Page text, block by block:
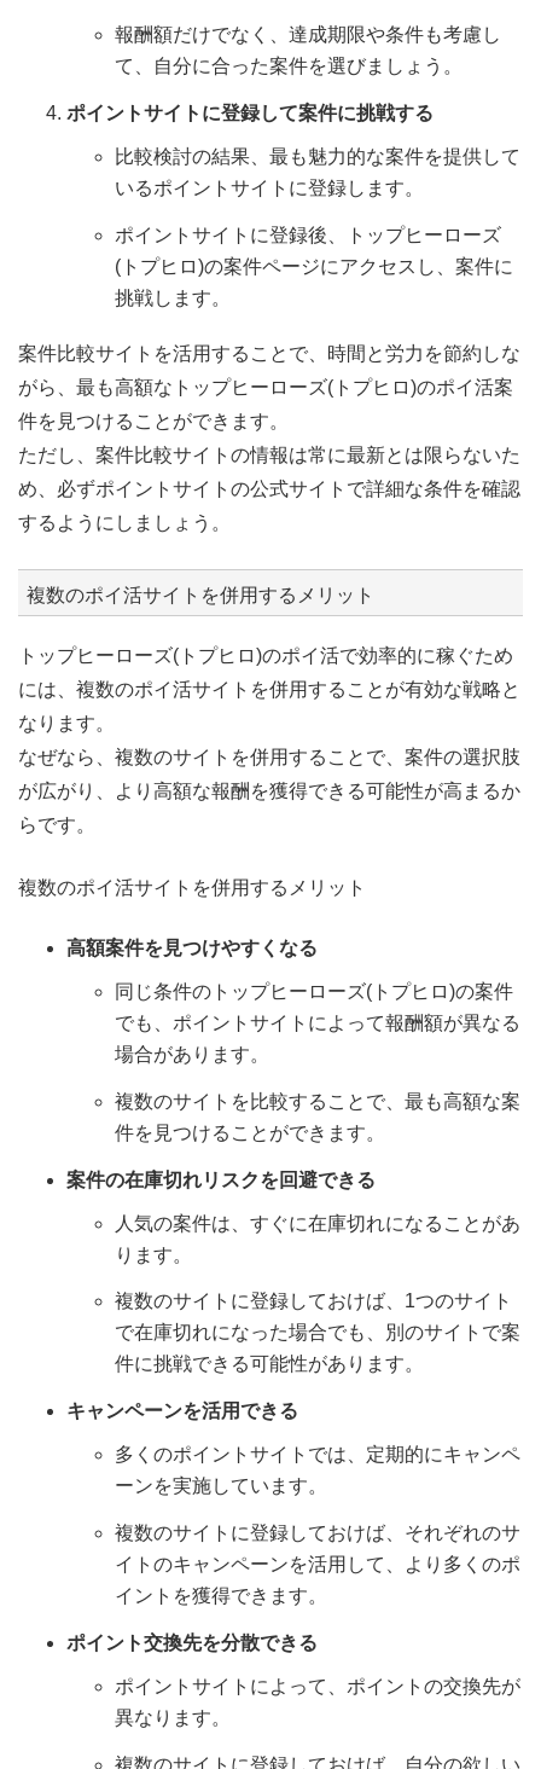
報酬額だけでなく、達成期限や条件も考慮し
て、自分に合った案件を選びましょう。
ポイントサイトに登録して案件に挑戦する
比較検討の結果、最も魅力的な案件を提供して
いるポイントサイトに登録します。
ポイントサイトに登録後、トップヒーローズ
(トプヒロ)の案件ページにアクセスし、案件に
挑戦します。
案件比較サイトを活用することで、時間と労力を節約しな
がら、最も高額なトップヒーローズ(トプヒロ)のポイ活案
件を見つけることができます。
ただし、案件比較サイトの情報は常に最新とは限らないた
め、必ずポイントサイトの公式サイトで詳細な条件を確認
するようにしましょう。
複数のポイ活サイトを併用するメリット
トップヒーローズ(トプヒロ)のポイ活で効率的に稼ぐため
には、複数のポイ活サイトを併用することが有効な戦略と
なります。
なぜなら、複数のサイトを併用することで、案件の選択肢
が広がり、より高額な報酬を獲得できる可能性が高まるか
らです。
複数のポイ活サイトを併用するメリット
高額案件を見つけやすくなる
同じ条件のトップヒーローズ(トプヒロ)の案件
でも、ポイントサイトによって報酬額が異なる
場合があります。
複数のサイトを比較することで、最も高額な案
件を見つけることができます。
案件の在庫切れリスクを回避できる
人気の案件は、すぐに在庫切れになることがあ
ります。
複数のサイトに登録しておけば、1つのサイト
で在庫切れになった場合でも、別のサイトで案
件に挑戦できる可能性があります。
キャンペーンを活用できる
多くのポイントサイトでは、定期的にキャンペ
ーンを実施しています。
複数のサイトに登録しておけば、それぞれのサ
イトのキャンペーンを活用して、より多くのポ
イントを獲得できます。
ポイント交換先を分散できる
ポイントサイトによって、ポイントの交換先が
異なります。
複数のサイトに登録しておけば、自分の欲しい